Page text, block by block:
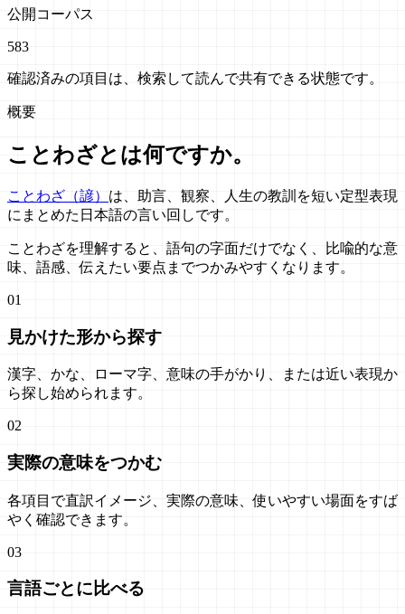
公開コーパス
583
確認済みの項目は、検索して読んで共有できる状態です。
概要
ことわざとは何ですか。
ことわざ（諺） は、助言、観察、人生の教訓を短い定型表現
にまとめた日本語の言い回しです。
ことわざを理解すると、語句の字面だけでなく、比喩的な意
味、語感、伝えたい要点までつかみやすくなります。
01
見かけた形から探す
漢字、かな、ローマ字、意味の手がかり、または近い表現か
ら探し始められます。
02
実際の意味をつかむ
各項目で直訳イメージ、実際の意味、使いやすい場面をすば
やく確認できます。
03
言語ごとに比べる